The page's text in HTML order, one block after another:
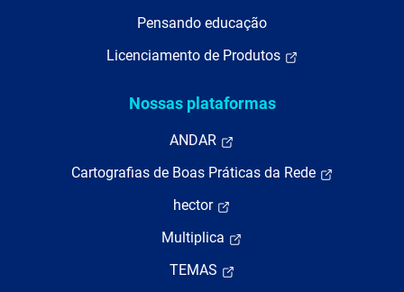
Pensando educação
Licenciamento de Produtos
Nossas plataformas
ANDAR
Cartografias de Boas Práticas da Rede
hector
Multiplica
TEMAS